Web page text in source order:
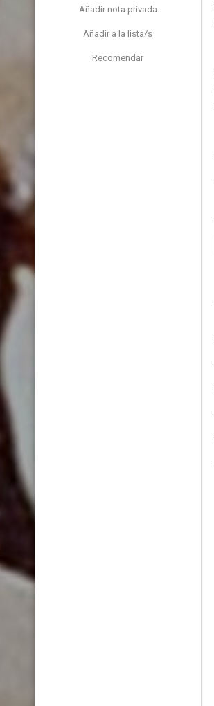
Añadir nota privada
Añadir a la lista/s
Recomendar